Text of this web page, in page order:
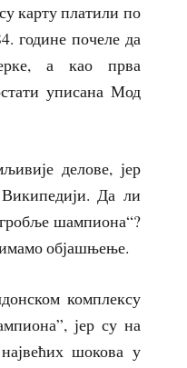
карту платили по
године почеле да
а као прва
уписана Мод
делове, јер
Да ли
шампиона“?
објашњење.
комплексу
јер су на
шокова у